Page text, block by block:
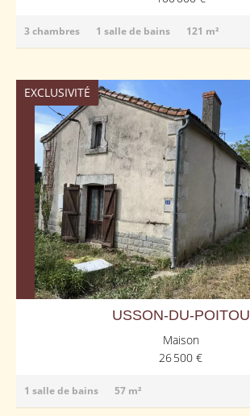
3 chambres 1 salle de bains 121 m²
USSON-DU-POITOU
Maison
26 500 €
1 salle de bains 57 m²
EXCLUSIVITÉ